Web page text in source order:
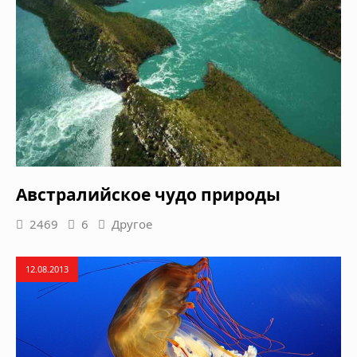
Австралийское чудо природы
2469 6 Другое
12.08.2013